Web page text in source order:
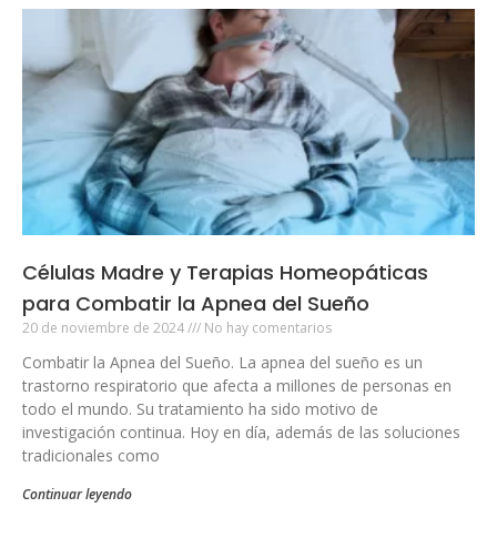
Células Madre y Terapias Homeopáticas
para Combatir la Apnea del Sueño
20 de noviembre de 2024 No hay comentarios
Combatir la Apnea del Sueño. La apnea del sueño es un
trastorno respiratorio que afecta a millones de personas en
todo el mundo. Su tratamiento ha sido motivo de
investigación continua. Hoy en día, además de las soluciones
tradicionales como
Continuar leyendo